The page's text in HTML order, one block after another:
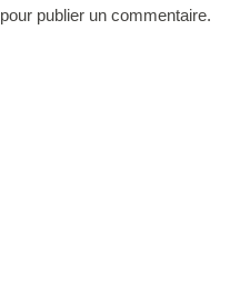
pour publier un commentaire.